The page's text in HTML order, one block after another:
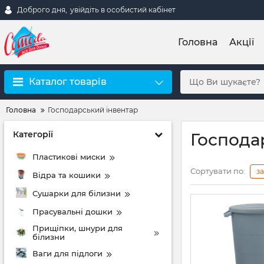
Доброго дня, увійдіть в особистий кабінет
Головна Акції
Каталог товарів
Головна Господарський інвентар
Категорії
Пластикові миски
Відра та кошики
Сушарки для білизни
Прасувальні дошки
Прищіпки, шнури для
білизни
Ваги для підлоги
Сортувати по: